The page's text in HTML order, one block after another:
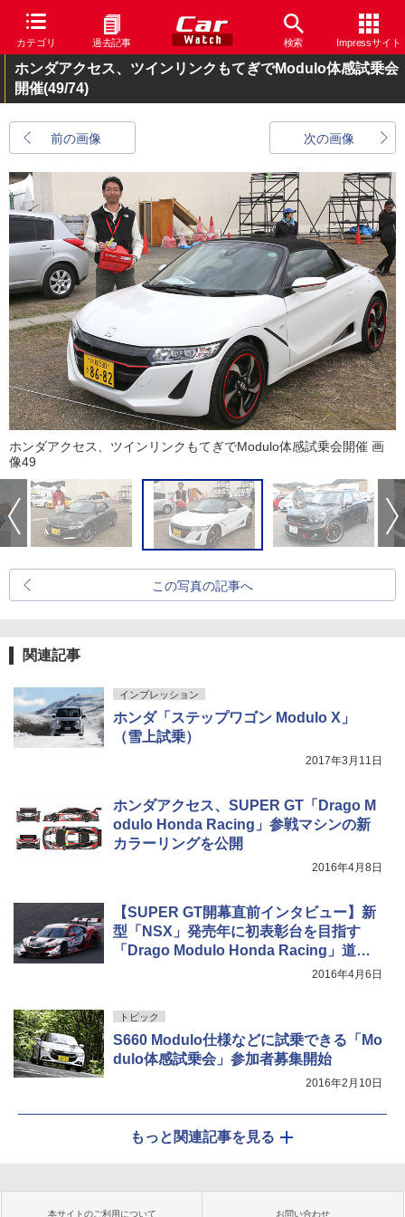
カテゴリ 過去記事 検索 Impressサイト
ホンダアクセス、ツインリンクもてぎでModulo体感試乗会
開催(49/74)
前の画像 次の画像
ホンダアクセス、ツインリンクもてぎでModulo体感試乗会開催 画
像49
この写真の記事へ
関連記事
インプレッション
ホンダ「ステップワゴン Modulo X」
（雪上試乗）
2017年3月11日
ホンダアクセス、SUPER GT「Drago M
odulo Honda Racing」参戦マシンの新
カラーリングを公開
2016年4月8日
【SUPER GT開幕直前インタビュー】新
型「NSX」発売年に初表彰台を目指す
「Drago Modulo Honda Racing」道上
2016年4月6日
トピック
S660 Modulo仕様などに試乗できる「Mo
dulo体感試乗会」参加者募集開始
2016年2月10日
もっと関連記事を見る
本サイトのご利用について お問い合わせ